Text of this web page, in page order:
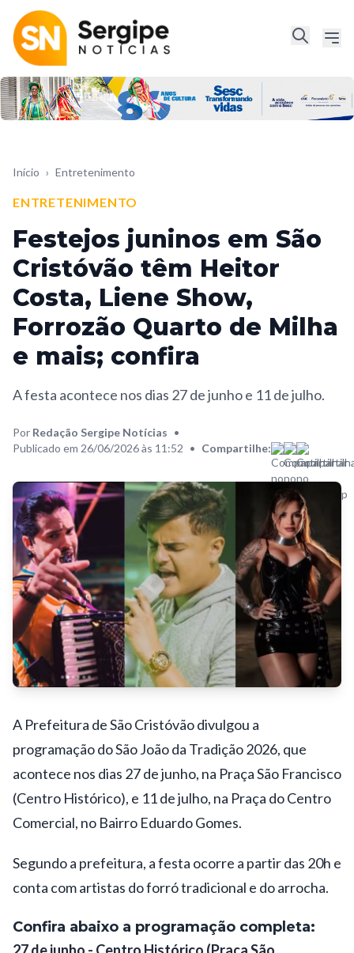
Início › Entretenimento
ENTRETENIMENTO
Festejos juninos em São
Cristóvão têm Heitor
Costa, Liene Show,
Forrozão Quarto de Milha
e mais; confira
A festa acontece nos dias 27 de junho e 11 de julho.
Por Redação Sergipe Notícias •
Publicado em 26/06/2026 às 11:52 • Compartilhe:
A Prefeitura deSão Cristóvãodivulgou a
programação do São João da Tradição 2026, que
acontece nos dias 27 de junho, na Praça São Francisco
(Centro Histórico), e 11 de julho, na Praça do Centro
Comercial, no Bairro Eduardo Gomes.
Segundo a prefeitura, a festa ocorre a partir das 20h e
conta com artistas do forró tradicional e do arrocha.
Confira abaixo a programação completa: